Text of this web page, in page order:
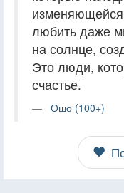
любить даже
на солнце,
Это люди,
счастье.
Ошо (100+)